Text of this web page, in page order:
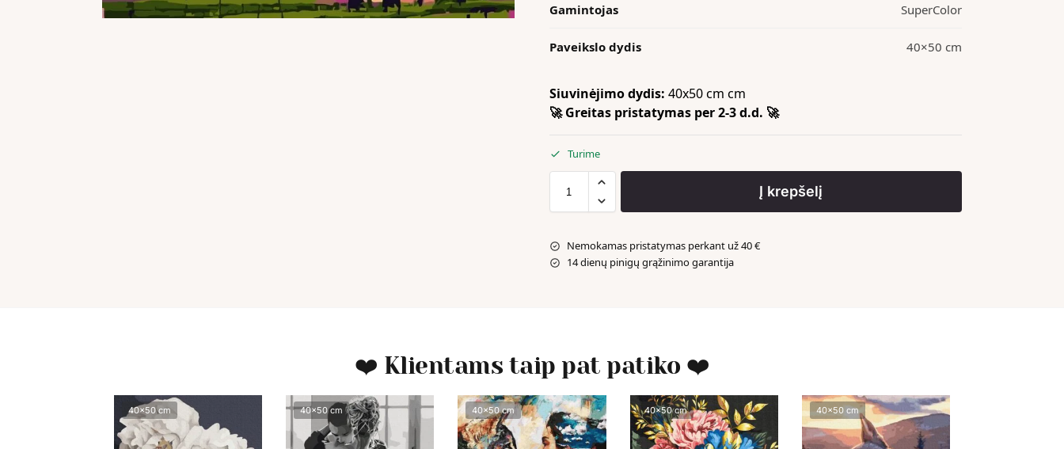
Gamintojas SuperColor
Paveikslo dydis 40×50 cm
Siuvinėjimo dydis: 40x50 cm cm
🚀 Greitas pristatymas per 2-3 d.d. 🚀
Turime
Į krepšelį
Nemokamas pristatymas perkant už 40 €
14 dienų pinigų grąžinimo garantija
❤️ Klientams taip pat patiko ❤️
40x50 cm 40x50 cm 40x50 cm 40x50 cm 40x50 cm